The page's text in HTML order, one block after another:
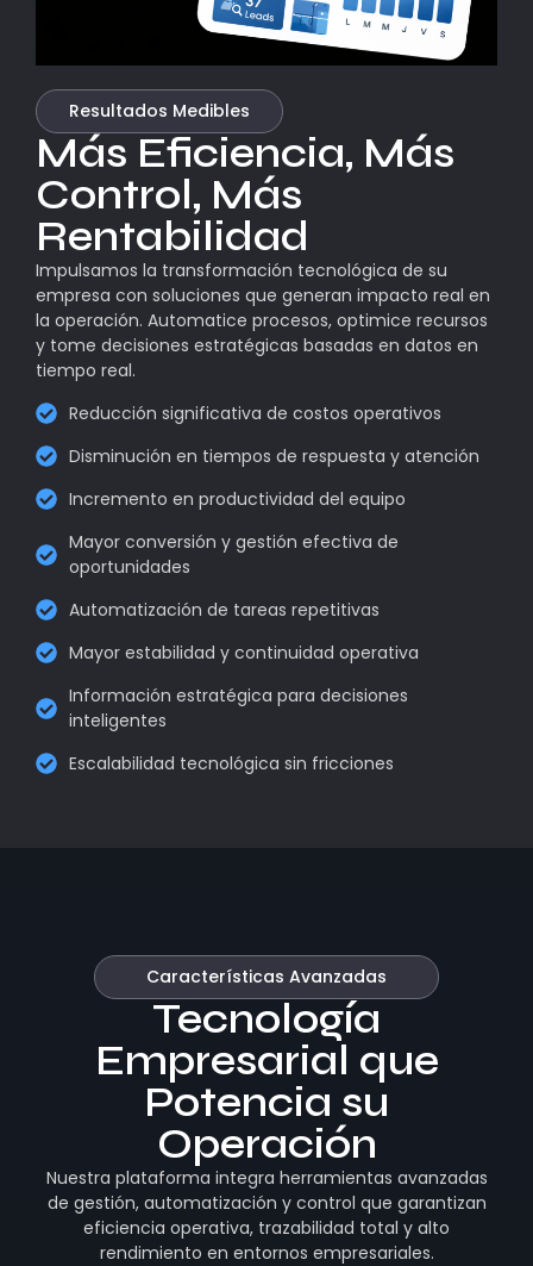
Resultados Medibles
Más Eficiencia, Más
Control, Más
Rentabilidad
Impulsamos la transformación tecnológica de su
empresa con soluciones que generan impacto real en
la operación. Automatice procesos, optimice recursos
y tome decisiones estratégicas basadas en datos en
tiempo real.
Reducción significativa de costos operativos
Disminución en tiempos de respuesta y atención
Incremento en productividad del equipo
Mayor conversión y gestión efectiva de
oportunidades
Automatización de tareas repetitivas
Mayor estabilidad y continuidad operativa
Información estratégica para decisiones
inteligentes
Escalabilidad tecnológica sin fricciones
Características Avanzadas
Tecnología
Empresarial que
Potencia su
Operación
Nuestra plataforma integra herramientas avanzadas
de gestión, automatización y control que garantizan
eficiencia operativa, trazabilidad total y alto
rendimiento en entornos empresariales.